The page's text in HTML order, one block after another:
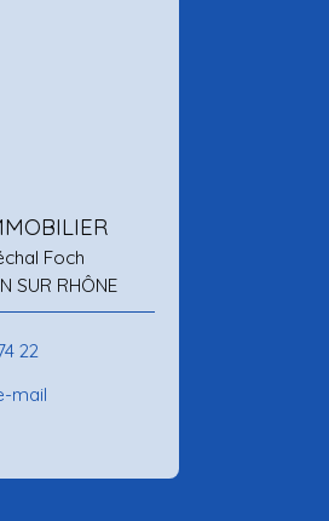
Foch
SUR RHÔNE
22
mail